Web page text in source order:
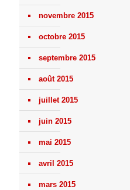
novembre 2015
octobre 2015
septembre 2015
août 2015
juillet 2015
juin 2015
mai 2015
avril 2015
mars 2015